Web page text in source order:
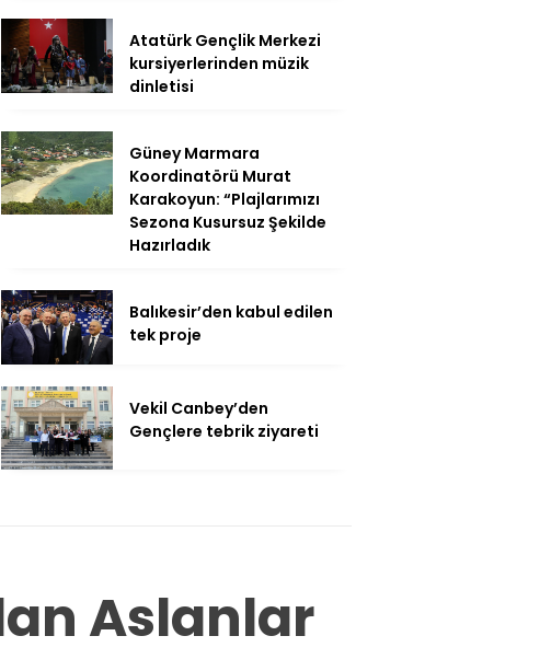
Atatürk Gençlik Merkezi
kursiyerlerinden müzik
dinletisi
Güney Marmara
Koordinatörü Murat
Karakoyun: “Plajlarımızı
Sezona Kusursuz Şekilde
Hazırladık
Balıkesir’den kabul edilen
tek proje
Vekil Canbey’den
Gençlere tebrik ziyareti
Aslanlar